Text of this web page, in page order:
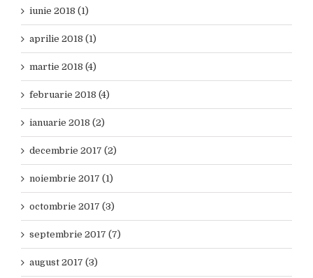
iunie 2018 (1)
aprilie 2018 (1)
martie 2018 (4)
februarie 2018 (4)
ianuarie 2018 (2)
decembrie 2017 (2)
noiembrie 2017 (1)
octombrie 2017 (3)
septembrie 2017 (7)
august 2017 (3)